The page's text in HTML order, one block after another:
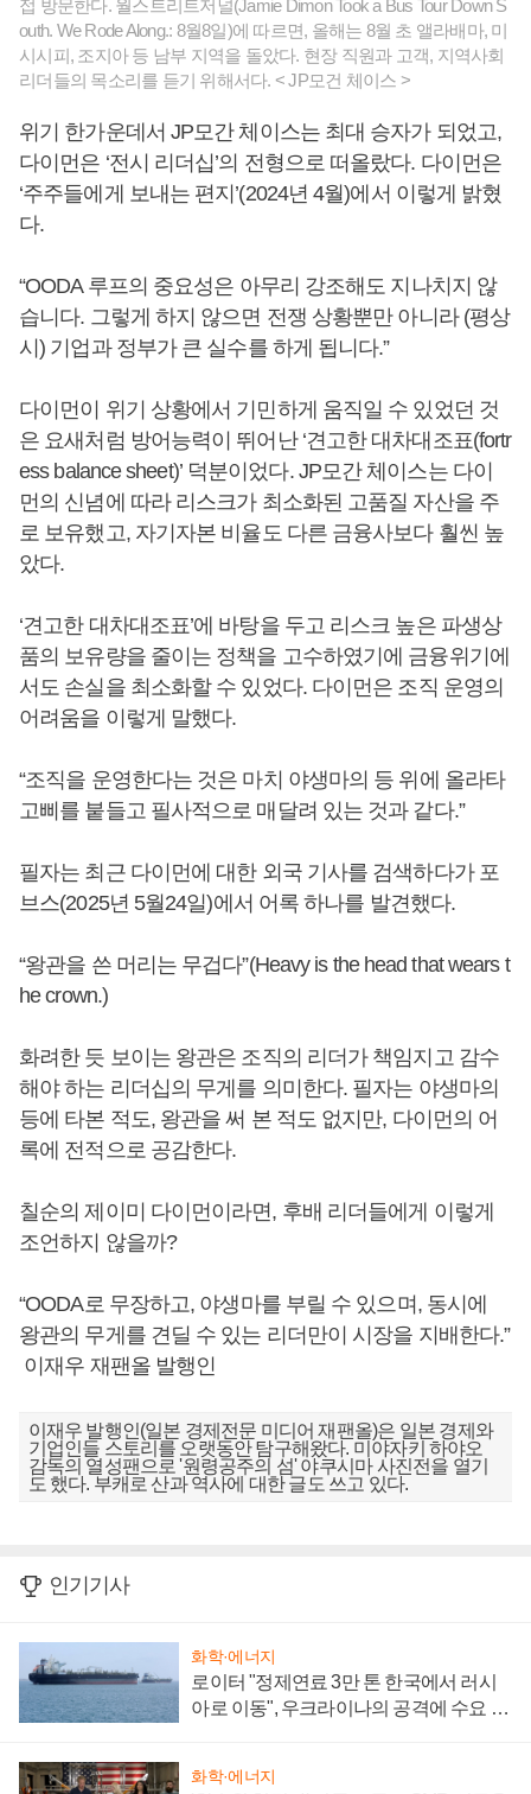
접 방문한다. 월스트리트저널(Jamie Dimon Took a Bus Tour Down S
outh. We Rode Along.: 8월8일)에 따르면, 올해는 8월 초 앨라배마, 미
시시피, 조지아 등 남부 지역을 돌았다. 현장 직원과 고객, 지역사회
리더들의 목소리를 듣기 위해서다. < JP모건 체이스 >
위기 한가운데서 JP모간 체이스는 최대 승자가 되었고,
다이먼은 ‘전시 리더십’의 전형으로 떠올랐다. 다이먼은
‘주주들에게 보내는 편지’(2024년 4월)에서 이렇게 밝혔
다.
“OODA 루프의 중요성은 아무리 강조해도 지나치지 않
습니다. 그렇게 하지 않으면 전쟁 상황뿐만 아니라 (평상
시) 기업과 정부가 큰 실수를 하게 됩니다.”
다이먼이 위기 상황에서 기민하게 움직일 수 있었던 것
은 요새처럼 방어능력이 뛰어난 ‘견고한 대차대조표(fortr
ess balance sheet)’ 덕분이었다. JP모간 체이스는 다이
먼의 신념에 따라 리스크가 최소화된 고품질 자산을 주
로 보유했고, 자기자본 비율도 다른 금융사보다 훨씬 높
았다.
‘견고한 대차대조표’에 바탕을 두고 리스크 높은 파생상
품의 보유량을 줄이는 정책을 고수하였기에 금융위기에
서도 손실을 최소화할 수 있었다. 다이먼은 조직 운영의
어려움을 이렇게 말했다.
“조직을 운영한다는 것은 마치 야생마의 등 위에 올라타
고삐를 붙들고 필사적으로 매달려 있는 것과 같다.”
필자는 최근 다이먼에 대한 외국 기사를 검색하다가 포
브스(2025년 5월24일)에서 어록 하나를 발견했다.
“왕관을 쓴 머리는 무겁다”(Heavy is the head that wears t
he crown.)
화려한 듯 보이는 왕관은 조직의 리더가 책임지고 감수
해야 하는 리더십의 무게를 의미한다. 필자는 야생마의
등에 타본 적도, 왕관을 써 본 적도 없지만, 다이먼의 어
록에 전적으로 공감한다.
칠순의 제이미 다이먼이라면, 후배 리더들에게 이렇게
조언하지 않을까?
“OODA로 무장하고, 야생마를 부릴 수 있으며, 동시에
왕관의 무게를 견딜 수 있는 리더만이 시장을 지배한다.”
이재우 재팬올 발행인
이재우 발행인(일본 경제전문 미디어 재팬올)은 일본 경제와
기업인들 스토리를 오랫동안 탐구해왔다. 미야자키 하야오
감독의 열성팬으로 '원령공주의 섬' 야쿠시마 사진전을 열기
도 했다. 부캐로 산과 역사에 대한 글도 쓰고 있다.
인기기사
화학·에너지
로이터 "정제연료 3만 톤 한국에서 러시
아로 이동", 우크라이나의 공격에 수요 늘
화학·에너지